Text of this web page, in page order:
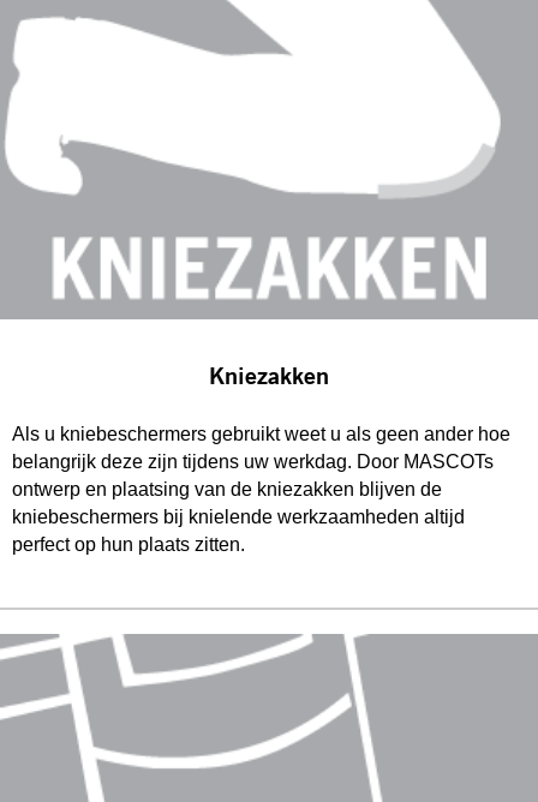
Kniezakken
Als u kniebeschermers gebruikt weet u als geen ander hoe
belangrijk deze zijn tijdens uw werkdag. Door MASCOTs
ontwerp en plaatsing van de kniezakken blijven de
kniebeschermers bij knielende werkzaamheden altijd
perfect op hun plaats zitten.